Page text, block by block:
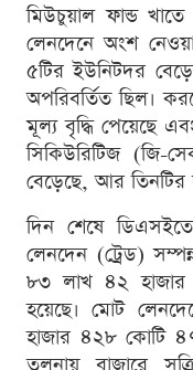
মিউচুয়াল ফান্ড
লেনদেনে অংশ
৫টির ইউনিটদর
অপরিবর্তিত ছিল।
মূল্য বৃদ্ধি পেয়েছে
সিকিউরিটিজ (জি-
বেড়েছে, আর তিনটির
দিন শেষে
লেনদেন (ট্রেড)
৮৩ লাখ ৪২ হাজার
হয়েছে। মোট
হাজার ৪২৮ কোটি